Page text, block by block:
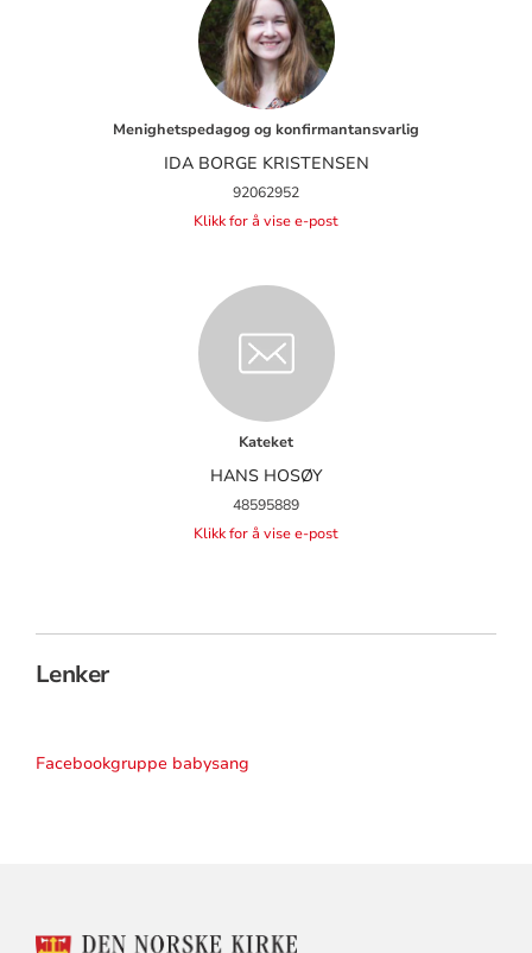
Menighetspedagog og konfirmantansvarlig
IDA BORGE KRISTENSEN
92062952
Klikk for å vise e-post
Kateket
HANS HOSØY
48595889
Klikk for å vise e-post
Lenker
Facebookgruppe babysang
KONTAKTINFORMASJON